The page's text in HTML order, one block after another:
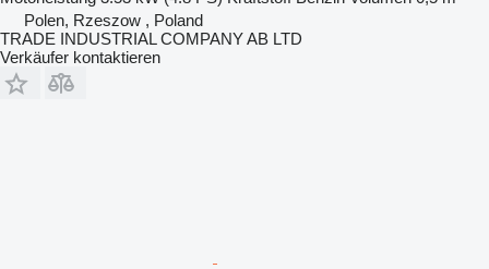
Polen, Rzeszow , Poland
TRADE INDUSTRIAL COMPANY AB LTD
Verkäufer kontaktieren